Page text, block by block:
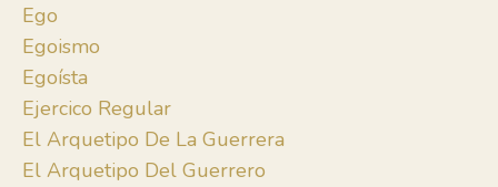
Ego
Egoismo
Egoísta
Ejercico Regular
El Arquetipo De La Guerrera
El Arquetipo Del Guerrero